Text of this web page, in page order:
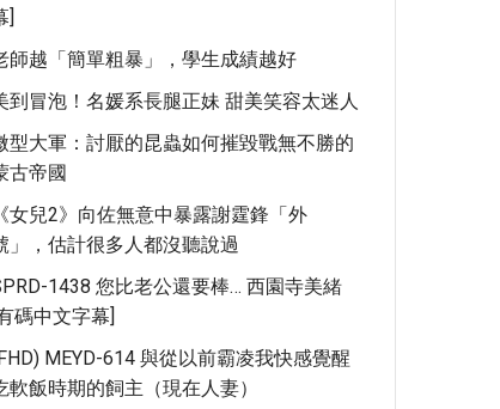
]
師越「簡單粗暴」，學生成績越好
到冒泡！名媛系長腿正妹 甜美笑容太迷人
型大軍：討厭的昆蟲如何摧毀戰無不勝的
古帝國
《女兒2》向佐無意中暴露謝霆鋒「外
」，估計很多人都沒聽說過
1438 您比老公還要棒… 西園寺美緒
碼中文字幕]
MEYD-614 與從以前霸凌我快感覺醒
軟飯時期的飼主（現在人妻）